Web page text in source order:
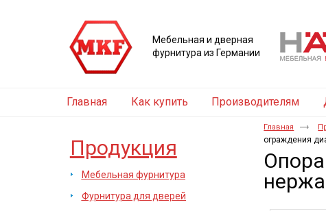
Мебельная и дверная
фурнитура из Германии
Главная Как купить Производителям
Продукция
Мебельная фурнитура
Фурнитура для дверей
Главная
ограждения